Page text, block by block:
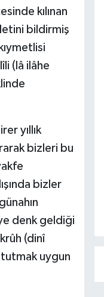
kılınan
bildirmiş
(lâ ilâhe
yıllık
bizleri bu
bizler
denk geldiği
(dinî
uygun